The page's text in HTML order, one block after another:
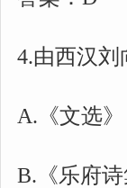
4.由西汉
A.《文选》
B.《乐府诗